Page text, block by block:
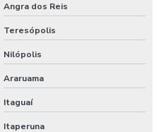
trabalho
curitiba
guarapuava
Angra dos Reis
Teresópolis
Nilópolis
Araruama
Itaguaí
Itaperuna